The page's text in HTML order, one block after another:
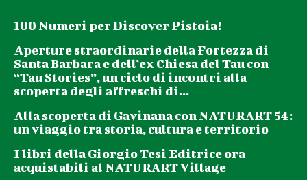
100 Numeri per Discover Pistoia!
Aperture straordinarie della Fortezza di
Santa Barbara e dell’ex Chiesa del Tau con
“Tau Stories”, un ciclo di incontri alla
scoperta degli affreschi di...
Alla scoperta di Gavinana con NATURART 54:
un viaggio tra storia, cultura e territorio
I libri della Giorgio Tesi Editrice ora
acquistabili al NATURART Village